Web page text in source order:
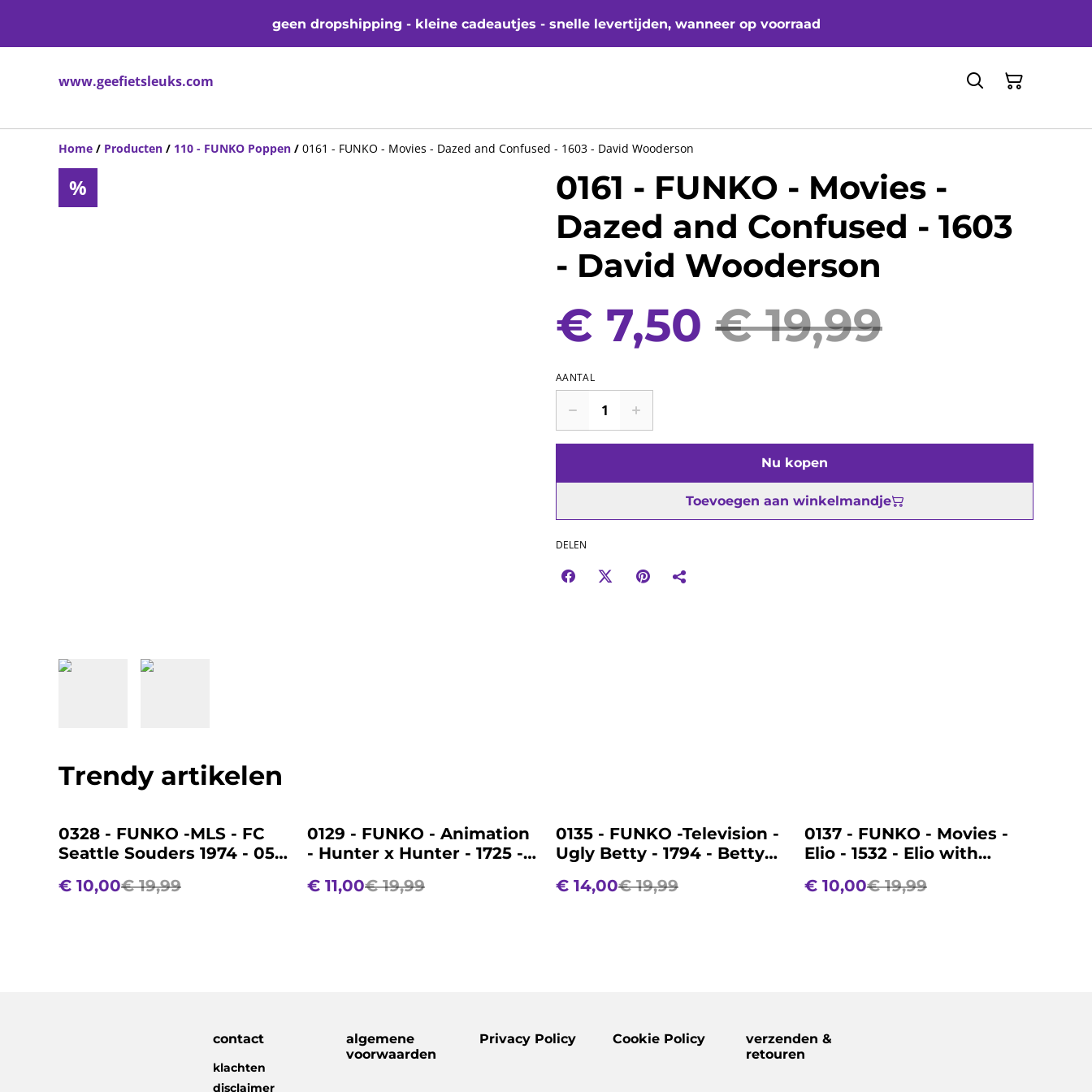
geen dropshipping - kleine cadeautjes - snelle levertijden, wanneer op voorraad
www.geefietsleuks.com
Home / Producten / 110 - FUNKO Poppen / 0161 - FUNKO - Movies - Dazed and Confused - 1603 - David Wooderson
%
0161 - FUNKO - Movies -
Dazed and Confused - 1603
- David Wooderson
€ 7,50 € 19,99
AANTAL
Nu kopen
Toevoegen aan winkelmandje
DELEN
Trendy artikelen
%
0328 - FUNKO -MLS - FC
Seattle Souders 1974 - 05 -
€ 10,00€ 19,99
%
0129 - FUNKO - Animation
- Hunter x Hunter - 1725 -
€ 11,00€ 19,99
%
0135 - FUNKO -Television -
Ugly Betty - 1794 - Betty
€ 14,00€ 19,99
%
0137 - FUNKO - Movies -
Elio - 1532 - Elio with
€ 10,00€ 19,99
contact
klachten
disclaimer
algemene
voorwaarden
Privacy Policy Cookie Policy
verzenden &
retouren